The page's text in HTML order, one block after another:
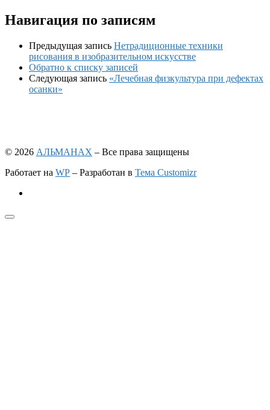
Навигация по записям
Предыдущая запись Нетрадиционные техники
рисования в изобразительном искусстве
Обратно к списку записей
Следующая запись «Лечебная физкультура при дефектах
осанки»
© 2026 АЛЬМАНАХ – Все права защищены
Работает на WP – Разработан в Тема Customizr